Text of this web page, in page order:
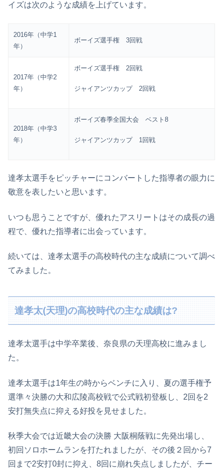
イズは次のような成績を上げています。
2016年（中学1
年）
ボーイズ選手権 3回戦
2017年（中学2
年）
ボーイズ選手権 2回戦
ジャイアンツカップ 2回戦
2018年（中学3
年）
ボーイズ春季全国大会 ベスト8
ジャイアンツカップ 1回戦
達孝太選手をピッチャーにコンバートした指導者の眼力に
敬意を表したいと思います。
いつも思うことですが、優れたアスリートはその成長の過
程で、優れた指導者に出会っています。
続いては、達孝太選手の高校時代の主な成績について調べ
てみました。
達孝太(天理)の高校時代の主な成績は?
達孝太選手は中学卒業後、奈良県の天理高校に進みまし
た。
達孝太選手は1年生の時からベンチに入り、夏の選手権予
選準々決勝の大和広陵高校戦で公式戦初登板し、2回を2
安打無失点に抑える好投を見せました。
秋季大会では近畿大会の決勝 大阪桐蔭戦に先発出場し、
初回ソロホームランを打たれましたが、その後２回から7
回まで2安打0封に抑え、8回に崩れ失点しましたが、チー